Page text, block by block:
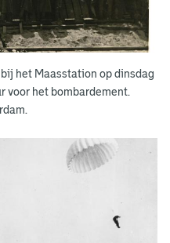
het Maasstation op dinsdag
voor het bombardement.